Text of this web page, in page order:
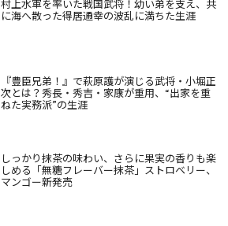
村上水軍を率いた戦国武将！幼い弟を支え、共
に海へ散った得居通幸の波乱に満ちた生涯
『豊臣兄弟！』で萩原護が演じる武将・小堀正
次とは？秀長・秀吉・家康が重用、“出家を重
ねた実務派”の生涯
しっかり抹茶の味わい、さらに果実の香りも楽
しめる「無糖フレーバー抹茶」ストロベリー、
マンゴー新発売